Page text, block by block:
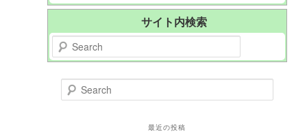
サイト内検索
Search
Search
最近の投稿